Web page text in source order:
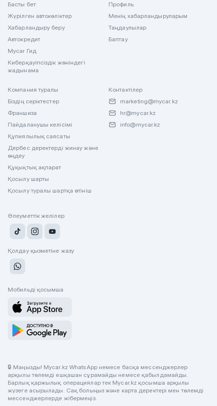
Басты бет
Жүрілген автокөліктер
Хабарландыру беру
Автокредит
Mycar Гид
Киберқауіпсіздік жөніндегі
жадынама
Профиль
Менің хабарландыруларым
Таңдаулылар
Баптау
Компания туралы
Біздің серіктестер
Франшиза
Пайдаланушы келісімі
Құпиялылық саясаты
Дербес деректерді жинау және
өңдеу
Құқықтық ақпарат
Қосылу шарты
Қосылу туралы шартқа өтініш
Контактілер
marketing@mycar.kz
hr@mycar.kz
info@mycar.kz
Әлеуметтік желілер
Қолдау қызметіне жазу
Мобильді қосымша
🔒 Маңызды! Mycar.kz WhatsApp немесе басқа мессенджерлер
арқылы төлемді ешқашан сұрамайды немесе қабылдамайды.
Барлық қаржылық операциялар тек Mycar.kz қосымша арқылы
жүзеге асырылады. Сақ болыңыз және карта деректері мен төлемді
мессенджерлерде жібермеңіз.